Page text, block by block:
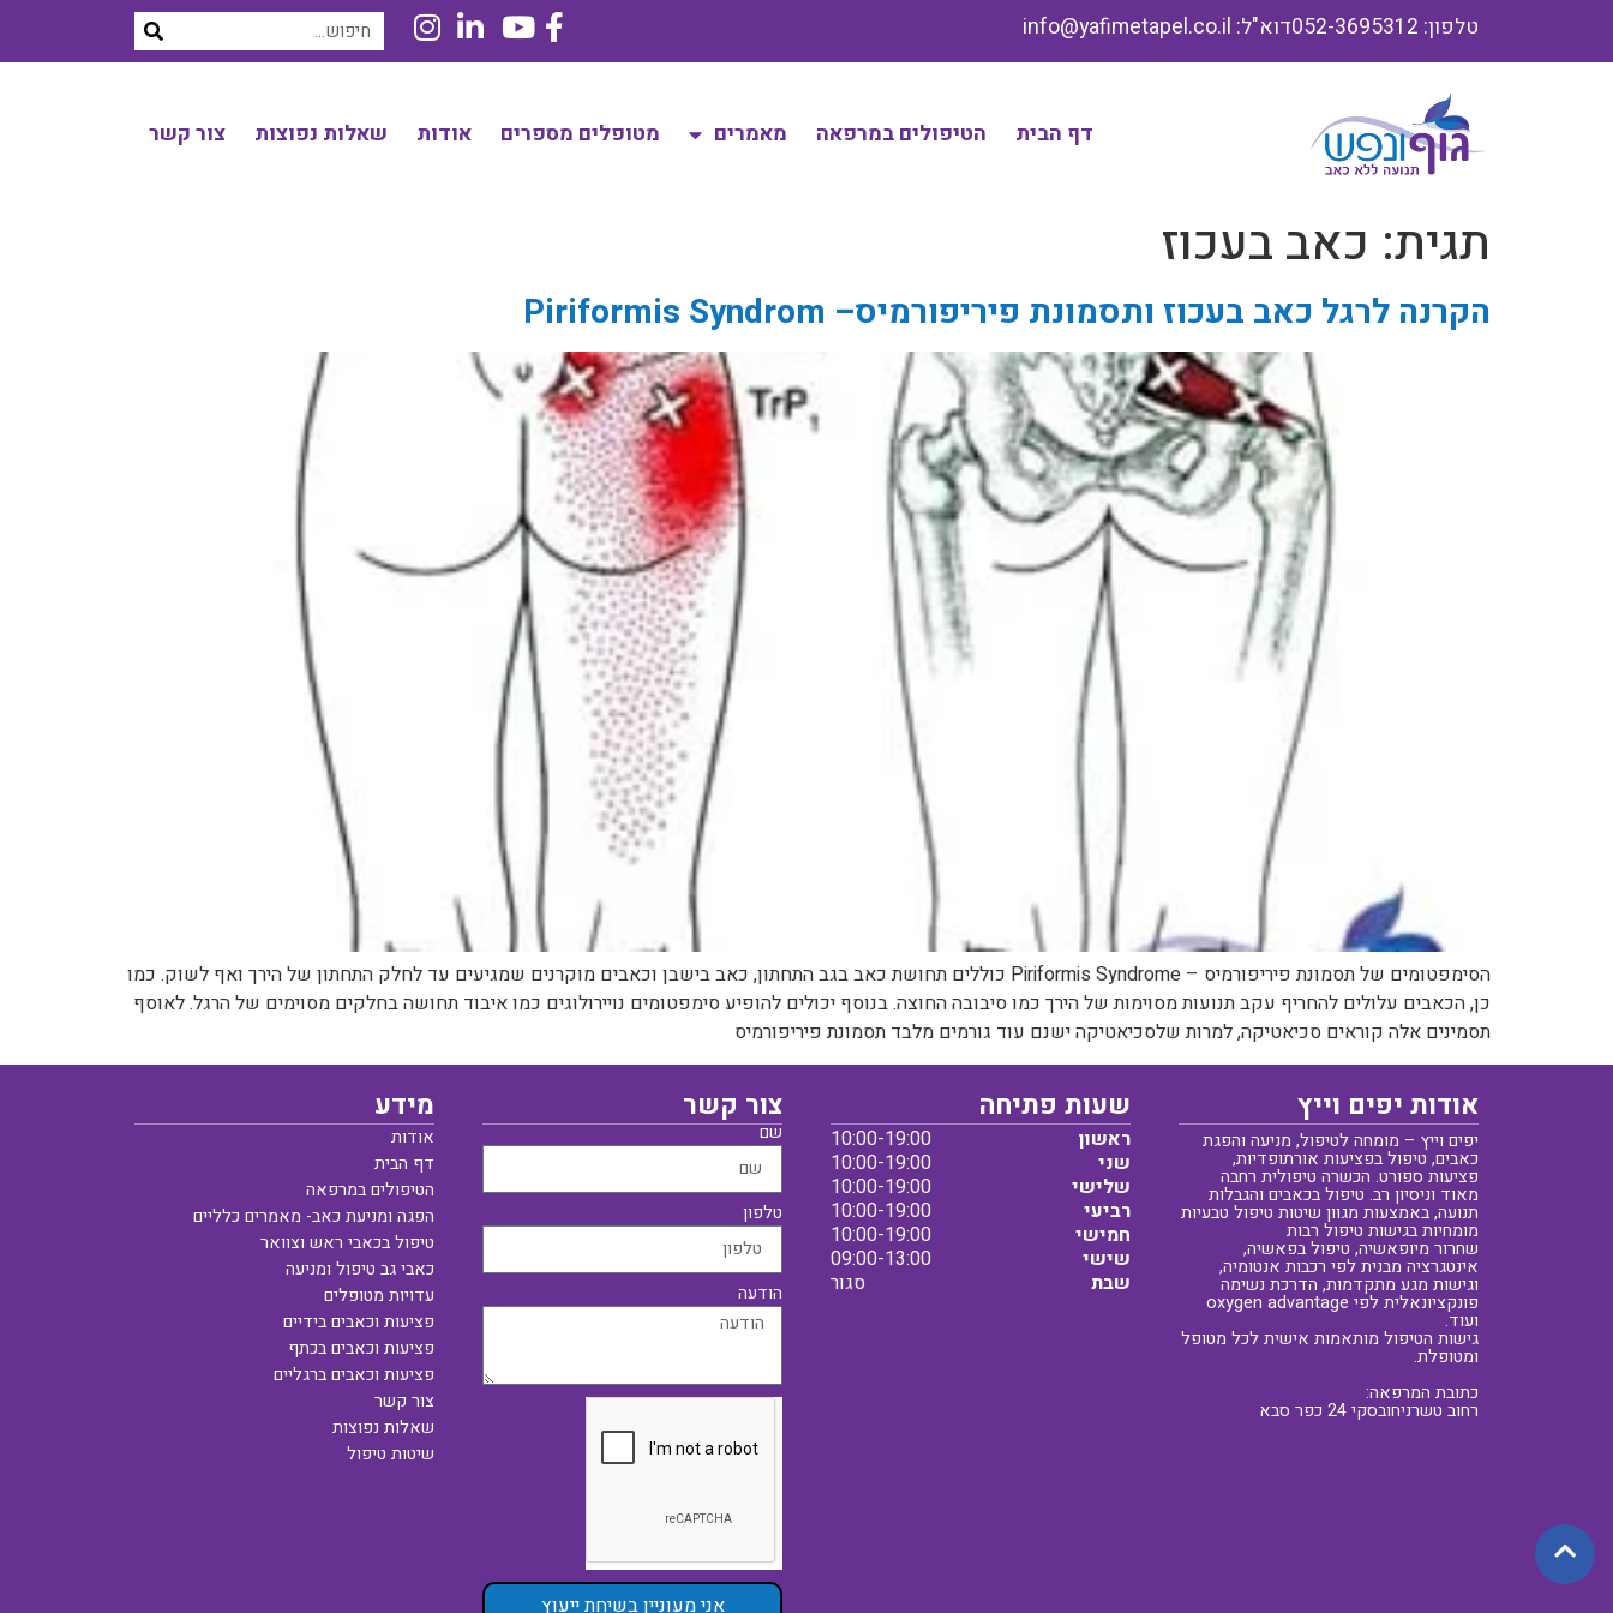
טלפון: 052-3695312 דוא"ל: info@yafimetapel.co.il
דף הבית הטיפולים במרפאה מאמרים מטופלים מספרים אודות שאלות נפוצות צור קשר
תגית: כאב בעכוז
הקרנה לרגל כאב בעכוז ותסמונת פיריפורמיס– Piriformis Syndrom
הסימפטומים של תסמונת פיריפורמיס – Piriformis Syndrome כוללים תחושת כאב בגב התחתון, כאב בישבן וכאבים מוקרנים שמגיעים עד לחלק התחתון של הירך ואף לשוק. כמו
כן, הכאבים עלולים להחריף עקב תנועות מסוימות של הירך כמו סיבובה החוצה. בנוסף יכולים להופיע סימפטומים נויירולוגים כמו איבוד תחושה בחלקים מסוימים של הרגל. לאוסף
תסמינים אלה קוראים סכיאטיקה, למרות שלסכיאטיקה ישנם עוד גורמים מלבד תסמונת פיריפורמיס
אודות יפים וייץ
יפים וייץ – מומחה לטיפול, מניעה והפגת
כאבים, טיפול בפציעות אורתופדיות,
פציעות ספורט. הכשרה טיפולית רחבה
מאוד וניסיון רב. טיפול בכאבים והגבלות
תנועה, באמצעות מגוון שיטות טיפול טבעיות
מומחיות בגישות טיפול רבות
שחרור מיופאשיה, טיפול בפאשיה,
אינטגרציה מבנית לפי רכבות אנטומיה,
וגישות מגע מתקדמות, הדרכת נשימה
פונקציונאלית לפי oxygen advantage
ועוד.
גישות הטיפול מותאמות אישית לכל מטופל
ומטופלת.
כתובת המרפאה:
רחוב טשרניחובסקי 24 כפר סבא
שעות פתיחה
ראשון
10:00-19:00
שני
10:00-19:00
שלישי
10:00-19:00
רביעי
10:00-19:00
חמישי
10:00-19:00
שישי
09:00-13:00
שבת
סגור
צור קשר
שם
טלפון
הודעה
אני מעוניין בשיחת ייעוץ
מידע
אודות
דף הבית
הטיפולים במרפאה
הפגה ומניעת כאב- מאמרים כלליים
טיפול בכאבי ראש וצוואר
כאבי גב טיפול ומניעה
עדויות מטופלים
פציעות וכאבים בידיים
פציעות וכאבים בכתף
פציעות וכאבים ברגליים
צור קשר
שאלות נפוצות
שיטות טיפול